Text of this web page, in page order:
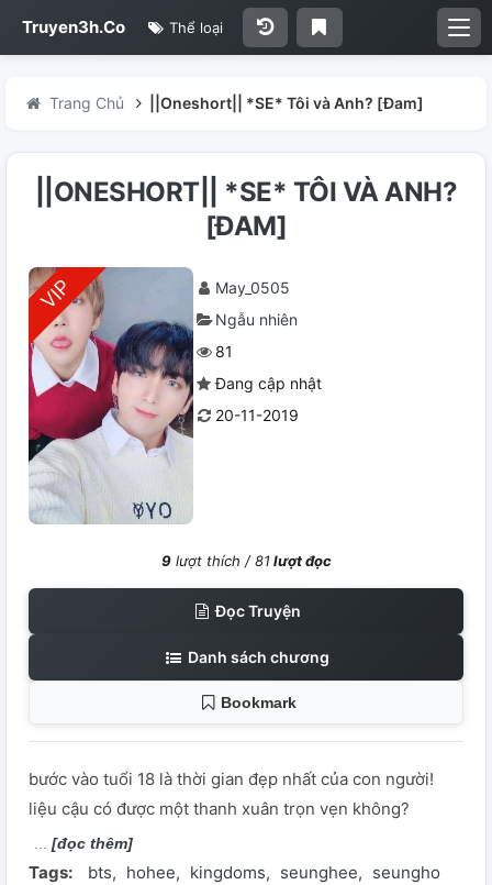
Truyen3h.Co Thể loại
Trang Chủ ||Oneshort|| *SE* Tôi và Anh? [Đam]
||ONESHORT|| *SE* TÔI VÀ ANH?
[ĐAM]
May_0505
Ngẫu nhiên
81
Đang cập nhật
20-11-2019
9lượt thích /81lượt đọc
Đọc Truyện
Danh sách chương
Bookmark
bước vào tuổi 18 là thời gian đẹp nhất của con người!
liệu cậu có được một thanh xuân trọn vẹn không?
[đọc thêm]
Tags: bts hohee kingdoms seunghee seungho